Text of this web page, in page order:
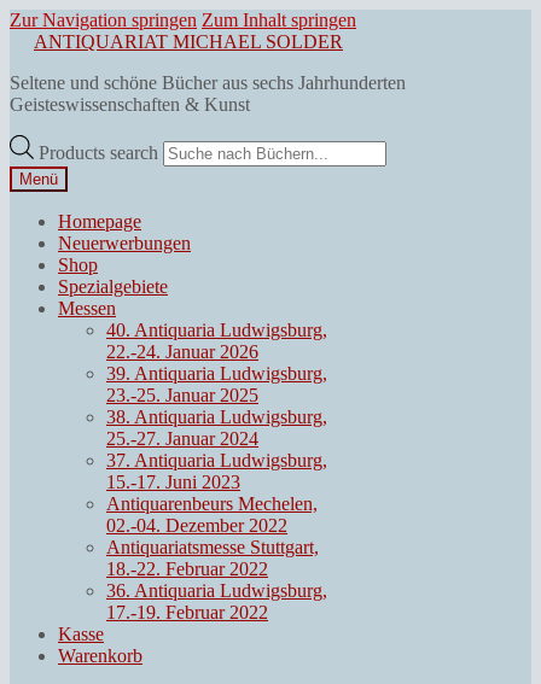
Zur Navigation springen Zum Inhalt springen
ANTIQUARIAT MICHAEL SOLDER
Seltene und schöne Bücher aus sechs Jahrhunderten
Geisteswissenschaften & Kunst
Products search
Menü
Homepage
Neuerwerbungen
Shop
Spezialgebiete
Messen
40. Antiquaria Ludwigsburg,
22.-24. Januar 2026
39. Antiquaria Ludwigsburg,
23.-25. Januar 2025
38. Antiquaria Ludwigsburg,
25.-27. Januar 2024
37. Antiquaria Ludwigsburg,
15.-17. Juni 2023
Antiquarenbeurs Mechelen,
02.-04. Dezember 2022
Antiquariatsmesse Stuttgart,
18.-22. Februar 2022
36. Antiquaria Ludwigsburg,
17.-19. Februar 2022
Kasse
Warenkorb